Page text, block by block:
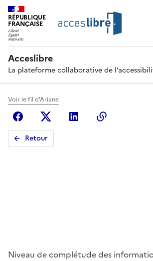
RÉPUBLIQUE
FRANÇAISE
Acceslibre
La plateforme collaborative de
Voir le fil d'Ariane
FacebookX (anciennement Twitter)
Linkedin
Retour
Niveau de complétude des